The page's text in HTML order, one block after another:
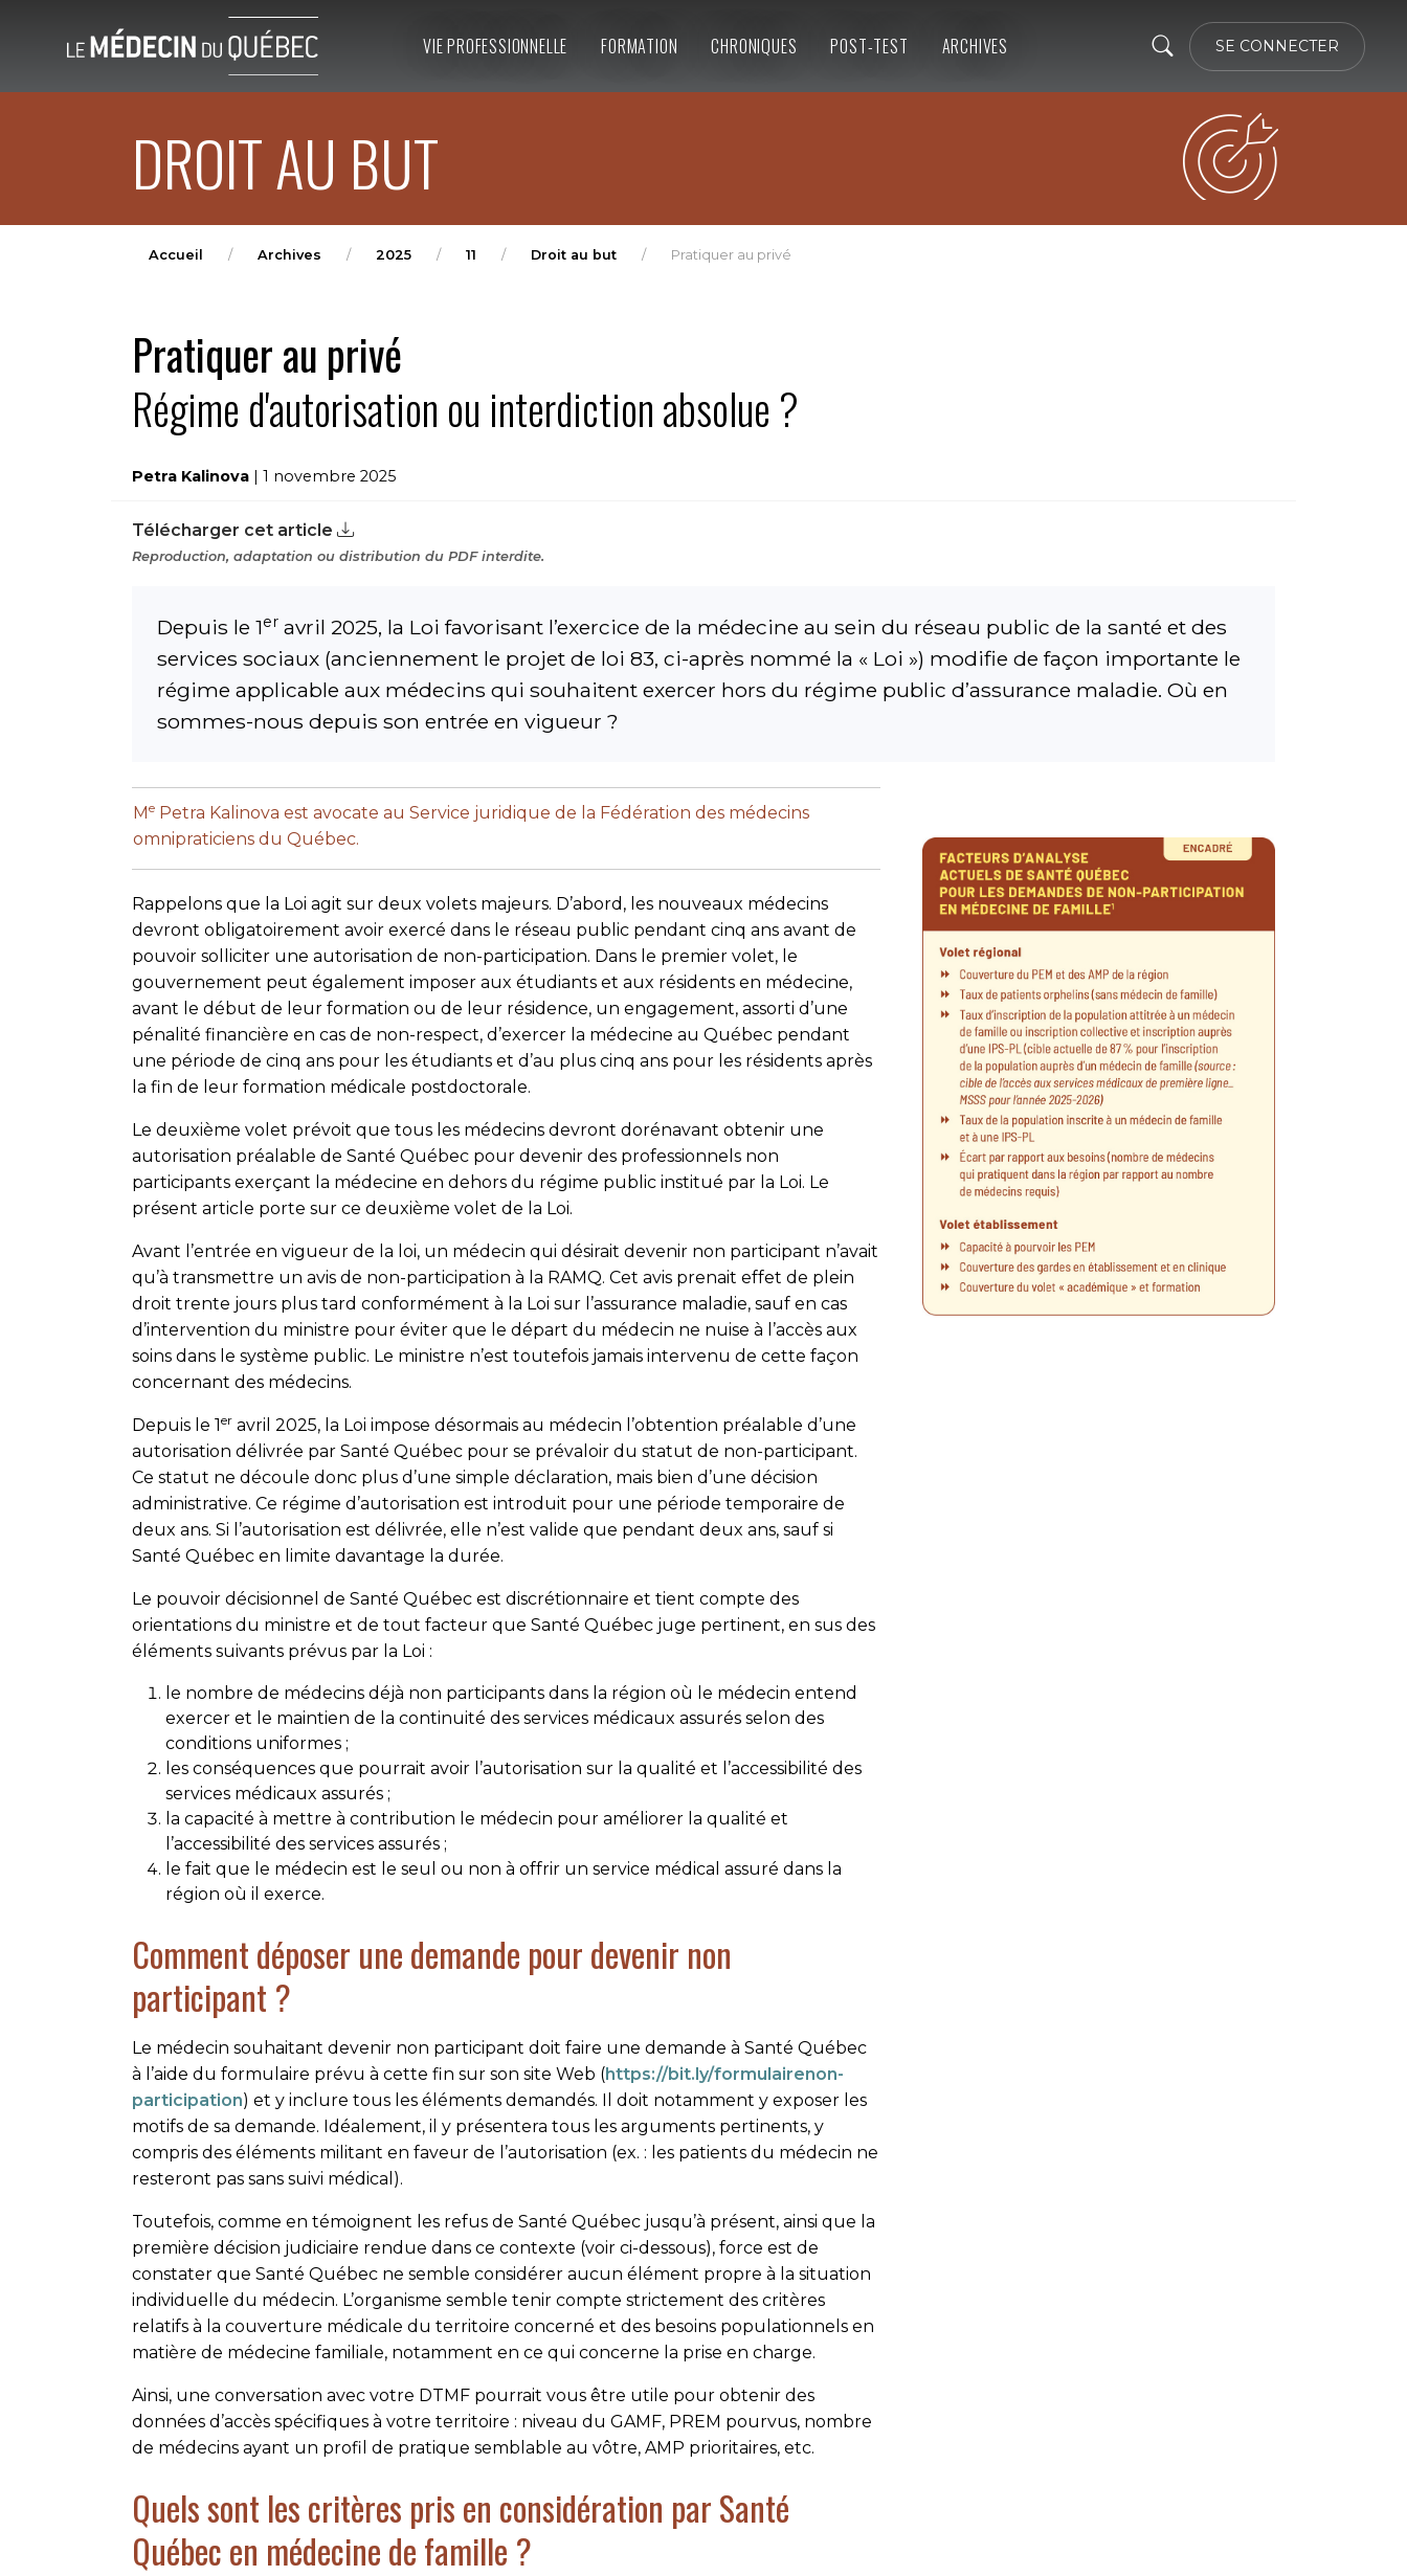
SE CONNECTER
VIE PROFESSIONNELLE FORMATION CHRONIQUES POST-TEST ARCHIVES
DROIT AU BUT
Accueil Archives 2025 11 Droit au but Pratiquer au privé
Pratiquer au privé
Régime d'autorisation ou interdiction absolue ?
Petra Kalinova | 1 novembre 2025
Télécharger cet article
Reproduction, adaptation ou distribution du PDF interdite.
Depuis le 1er avril 2025, la Loi favorisant l’exercice de la médecine au sein du réseau public de la santé et des
services sociaux (anciennement le projet de loi 83, ci-après nommé la « Loi ») modifie de façon importante le
régime applicable aux médecins qui souhaitent exercer hors du régime public d’assurance maladie. Où en
sommes-nous depuis son entrée en vigueur ?
Me Petra Kalinova est avocate au Service juridique de la Fédération des médecins
omnipraticiens du Québec.
Rappelons que la Loi agit sur deux volets majeurs. D’abord, les nouveaux médecins
devront obligatoirement avoir exercé dans le réseau public pendant cinq ans avant de
pouvoir solliciter une autorisation de non-participation. Dans le premier volet, le
gouvernement peut également imposer aux étudiants et aux résidents en médecine,
avant le début de leur formation ou de leur résidence, un engagement, assorti d’une
pénalité financière en cas de non-respect, d’exercer la médecine au Québec pendant
une période de cinq ans pour les étudiants et d’au plus cinq ans pour les résidents après
la fin de leur formation médicale postdoctorale.
Le deuxième volet prévoit que tous les médecins devront dorénavant obtenir une
autorisation préalable de Santé Québec pour devenir des professionnels non
participants exerçant la médecine en dehors du régime public institué par la Loi. Le
présent article porte sur ce deuxième volet de la Loi.
Avant l’entrée en vigueur de la loi, un médecin qui désirait devenir non participant n’avait
qu’à transmettre un avis de non-participation à la RAMQ. Cet avis prenait effet de plein
droit trente jours plus tard conformément à la Loi sur l’assurance maladie, sauf en cas
d’intervention du ministre pour éviter que le départ du médecin ne nuise à l’accès aux
soins dans le système public. Le ministre n’est toutefois jamais intervenu de cette façon
concernant des médecins.
Depuis le 1er avril 2025, la Loi impose désormais au médecin l’obtention préalable d’une
autorisation délivrée par Santé Québec pour se prévaloir du statut de non-participant.
Ce statut ne découle donc plus d’une simple déclaration, mais bien d’une décision
administrative. Ce régime d’autorisation est introduit pour une période temporaire de
deux ans. Si l’autorisation est délivrée, elle n’est valide que pendant deux ans, sauf si
Santé Québec en limite davantage la durée.
Le pouvoir décisionnel de Santé Québec est discrétionnaire et tient compte des
orientations du ministre et de tout facteur que Santé Québec juge pertinent, en sus des
éléments suivants prévus par la Loi :
le nombre de médecins déjà non participants dans la région où le médecin entend
exercer et le maintien de la continuité des services médicaux assurés selon des
conditions uniformes ;
les conséquences que pourrait avoir l’autorisation sur la qualité et l’accessibilité des
services médicaux assurés ;
la capacité à mettre à contribution le médecin pour améliorer la qualité et
l’accessibilité des services assurés ;
le fait que le médecin est le seul ou non à offrir un service médical assuré dans la
région où il exerce.
Comment déposer une demande pour devenir non
participant ?
Le médecin souhaitant devenir non participant doit faire une demande à Santé Québec
à l’aide du formulaire prévu à cette fin sur son site Web (https://bit.ly/formulairenon-
participation) et y inclure tous les éléments demandés. Il doit notamment y exposer les
motifs de sa demande. Idéalement, il y présentera tous les arguments pertinents, y
compris des éléments militant en faveur de l’autorisation (ex. : les patients du médecin ne
resteront pas sans suivi médical).
Toutefois, comme en témoignent les refus de Santé Québec jusqu’à présent, ainsi que la
première décision judiciaire rendue dans ce contexte (voir ci-dessous), force est de
constater que Santé Québec ne semble considérer aucun élément propre à la situation
individuelle du médecin. L’organisme semble tenir compte strictement des critères
relatifs à la couverture médicale du territoire concerné et des besoins populationnels en
matière de médecine familiale, notamment en ce qui concerne la prise en charge.
Ainsi, une conversation avec votre DTMF pourrait vous être utile pour obtenir des
données d’accès spécifiques à votre territoire : niveau du GAMF, PREM pourvus, nombre
de médecins ayant un profil de pratique semblable au vôtre, AMP prioritaires, etc.
Quels sont les critères pris en considération par Santé
Québec en médecine de famille ?